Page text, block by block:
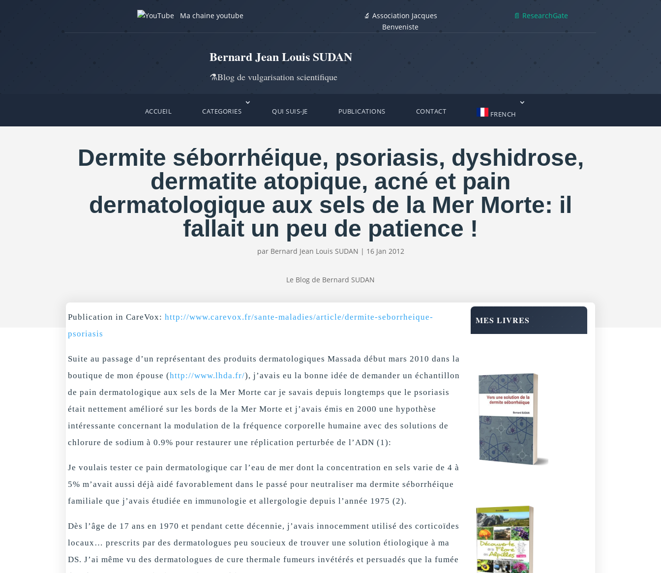
Ma chaine youtube
🔬 Association Jacques
Benveniste
📄 ResearchGate
Bernard Jean Louis SUDAN
⚗️Blog de vulgarisation scientifique
ACCUEIL CATEGORIES QUI SUIS-JE PUBLICATIONS CONTACT FRENCH
Dermite séborrhéique, psoriasis, dyshidrose,
dermatite atopique, acné et pain
dermatologique aux sels de la Mer Morte: il
fallait un peu de patience !
par Bernard Jean Louis SUDAN | 16 Jan 2012
Le Blog de Bernard SUDAN
Publication in CareVox: http://www.carevox.fr/sante-maladies/article/dermite-seborrheique-
psoriasis
Suite au passage d’un représentant des produits dermatologiques Massada début mars 2010 dans la
boutique de mon épouse (http://www.lhda.fr/), j’avais eu la bonne idée de demander un échantillon
de pain dermatologique aux sels de la Mer Morte car je savais depuis longtemps que le psoriasis
était nettement amélioré sur les bords de la Mer Morte et j’avais émis en 2000 une hypothèse
intéressante concernant la modulation de la fréquence corporelle humaine avec des solutions de
chlorure de sodium à 0.9% pour restaurer une réplication perturbée de l’ADN (1):
Je voulais tester ce pain dermatologique car l’eau de mer dont la concentration en sels varie de 4 à
5% m’avait aussi déjà aidé favorablement dans le passé pour neutraliser ma dermite séborrhéique
familiale que j’avais étudiée en immunologie et allergologie depuis l’année 1975 (2).
Dès l’âge de 17 ans en 1970 et pendant cette décennie, j’avais innocemment utilisé des corticoïdes
locaux… prescrits par des dermatologues peu soucieux de trouver une solution étiologique à ma
DS. J’ai même vu des dermatologues de cure thermale fumeurs invétérés et persuadés que la fumée
MES LIVRES